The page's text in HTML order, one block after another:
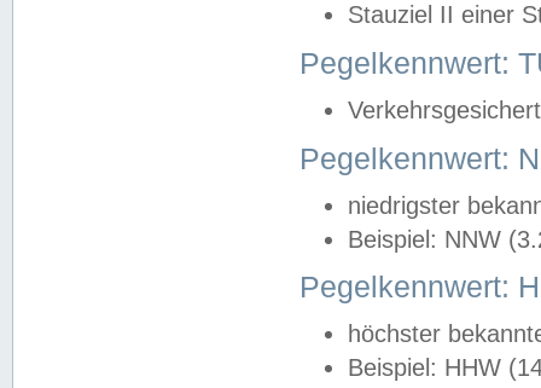
Stauziel II einer
Pegelkennwert:
Pegelkennwert:
niedrigster
Beispiel: NNW
Pegelkennwert:
höchster
Beispiel: HHW